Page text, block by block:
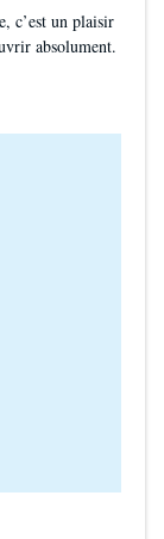
c’est un plaisir
absolument.